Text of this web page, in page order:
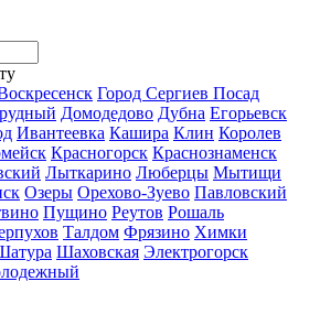
Город Сергиев Посад
Домодедово Дубна Егорьевск
Ивантеевка Кашира Клин Королев
Красногорск Краснознаменск
Лыткарино Люберцы Мытищи
Озеры Орехово-Зуево Павловский
Пущино Реутов Рошаль
Талдом Фрязино Химки
Шаховская Электрогорск